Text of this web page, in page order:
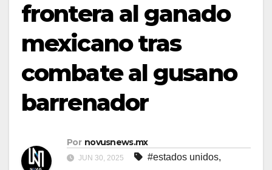
frontera al ganado
mexicano tras
combate al gusano
barrenador
Por novusnews.mx
JUN 30, 2025 #estados unidos,